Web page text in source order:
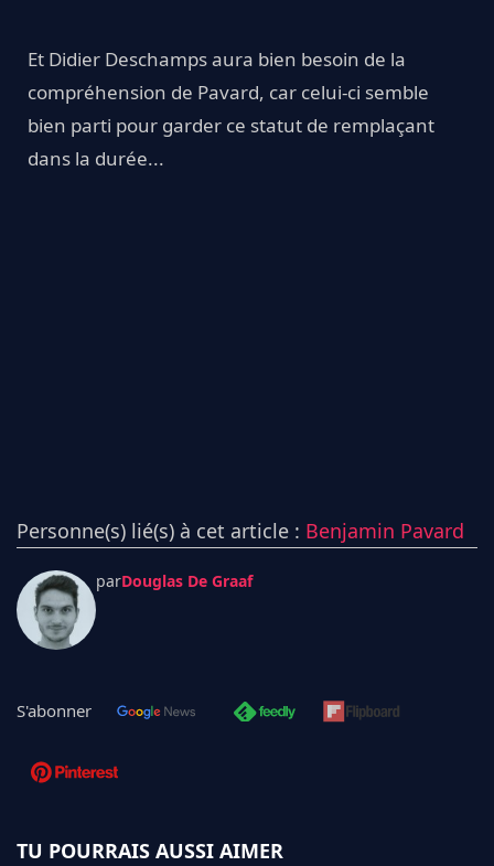
Et Didier Deschamps aura bien besoin de la
compréhension de Pavard, car celui-ci semble
bien parti pour garder ce statut de remplaçant
dans la durée...
Personne(s) lié(s) à cet article : Benjamin Pavard
parDouglas De Graaf
S'abonner
TU POURRAIS AUSSI AIMER